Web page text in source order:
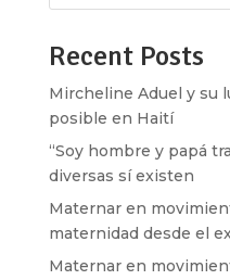
Recent Posts
Mircheline Aduel y su
posible en Haití
“Soy hombre y papá
diversas sí existen
Maternar en
maternidad desde el
Maternar en